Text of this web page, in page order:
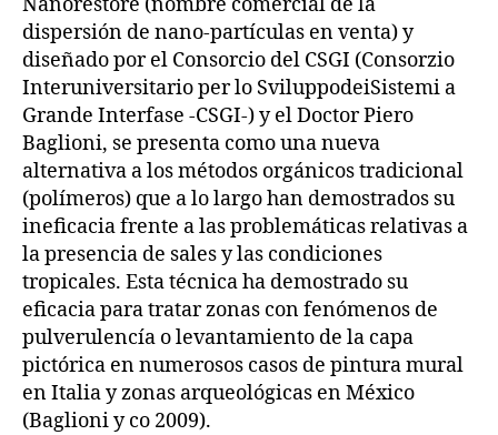
dispersión de nano-partículas en venta) y
diseñado por el Consorcio del CSGI (Consorzio
Interuniversitario per lo SviluppodeiSistemi a
Grande Interfase -CSGI-) y el Doctor Piero
Baglioni, se presenta como una nueva
alternativa a los métodos orgánicos tradicional
(polímeros) que a lo largo han demostrados su
ineficacia frente a las problemáticas relativas a
la presencia de sales y las condiciones
tropicales. Esta técnica ha demostrado su
eficacia para tratar zonas con fenómenos de
pulverulencía o levantamiento de la capa
pictórica en numerosos casos de pintura mural
en Italia y zonas arqueológicas en México
(Baglioni y co 2009).